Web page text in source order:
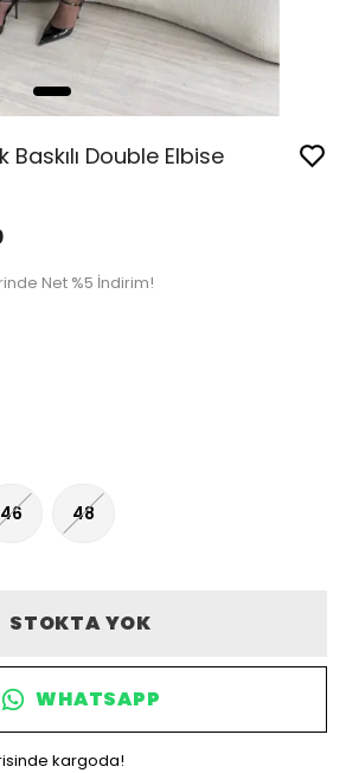
Baskılı Double Elbise
Net %5 İndirim!
46 48
STOKTA YOK
WHATSAPP
kargoda!